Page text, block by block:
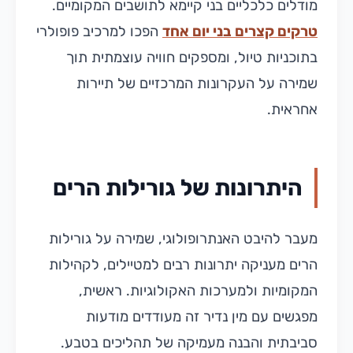
מודלים כלכליים בני קיימא לתושבים המקומיים.
טרקים קצרים בני יום אחד הפכו למרכיב פופולרי
בתוכניות טיול, ומספקים חוויה עוצמתית תוך
שמירה על העקרונות המרכזיים של תיירות
אחראית.
היתרונות של גורילות הרים
מעבר להיבט האנתרופולוגי, שמירה על גורילות
הרים מעניקה יתרונות רבים למטיילים, לקהילות
המקומיות ולמערכות האקולוגיות. ראשית,
מפגשים עם מין נדיר זה מעודדים מודעות
סביבתית והבנה מעמיקה של תהליכים בטבע.